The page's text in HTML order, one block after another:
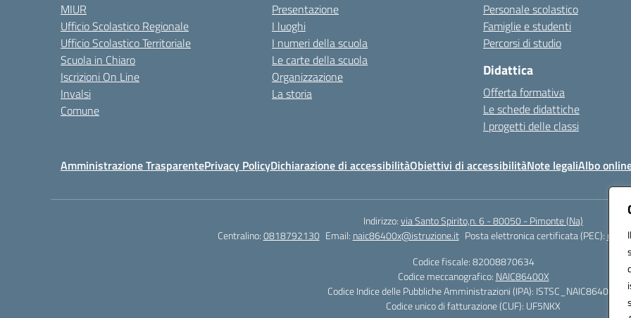
MIUR
Ufficio Scolastico Regionale
Ufficio Scolastico Territoriale
Scuola in Chiaro
Iscrizioni On Line
Invalsi
Comune
Presentazione
I luoghi
I numeri della scuola
Le carte della scuola
Organizzazione
La storia
Personale scolastico
Famiglie e studenti
Percorsi di studio
Didattica
Offerta formativa
Le schede didattiche
I progetti delle classi
Amministrazione TrasparentePrivacy PolicyDichiarazione di accessibilitàObiettivi di accessibilitàNote legaliAlbo
Indirizzo:via Santo Spirito,n. 6 - 80050 - Pimonte (Na)
Centralino:0818792130 Email: naic86400x@istruzione.it Posta elettronica certificata (PEC):
Codice fiscale: 82008870634
Codice meccanografico: NAIC86400X
Codice Indice delle Pubbliche Amministrazioni (IPA): ISTSC_NAIC86400X
Codice unico di fatturazione (CUF): UF5NKX